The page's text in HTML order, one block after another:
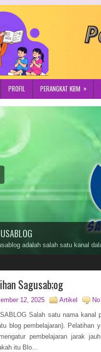
PROFIL PERANGKAT KBM »
Profesi Guru
Jokowi memberi hormat
Sagusab;og
12, 2025 Artikel
Salah satu nama kanal
blog pembelajaran). Pelatihan
pembelajaran jarak
itu Blo...